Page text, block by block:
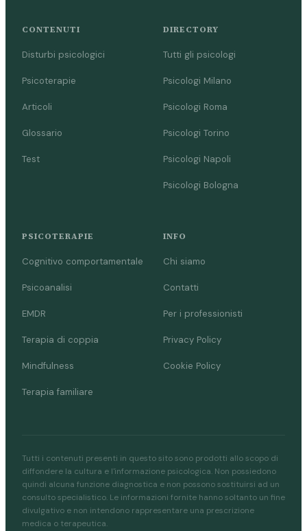
CONTENUTI
Disturbi psicologici
Psicoterapie
Articoli
Glossario
Test
DIRECTORY
Tutti gli psicologi
Psicologi Milano
Psicologi Roma
Psicologi Torino
Psicologi Napoli
Psicologi Bologna
PSICOTERAPIE
Cognitivo comportamentale
Psicoanalisi
EMDR
Terapia di coppia
Mindfulness
Terapia familiare
INFO
Chi siamo
Contatti
Per i professionisti
Privacy Policy
Cookie Policy
Tutti i contenuti presenti in questo sito sono prodotti allo scopo di
diffondere la cultura e l'informazione psicologica. Non possiedono
quindi alcuna funzione diagnostica e non possono sostituirsi ad un
consulto specialistico. Le informazioni fornite hanno soltanto un fine
divulgativo e non intendono rappresentare una prescrizione
medica o terapeutica.